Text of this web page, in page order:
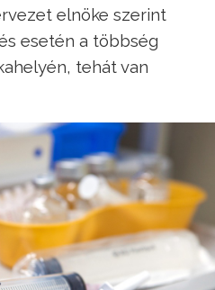
elnöke szerint
esetén a többség
tehát van